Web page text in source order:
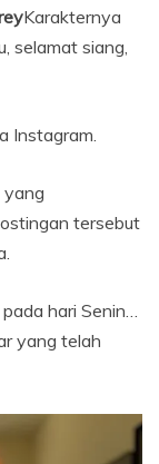
Karakternya
selamat siang,
Instagram.
yang
tersebut
hari Senin…
yang telah